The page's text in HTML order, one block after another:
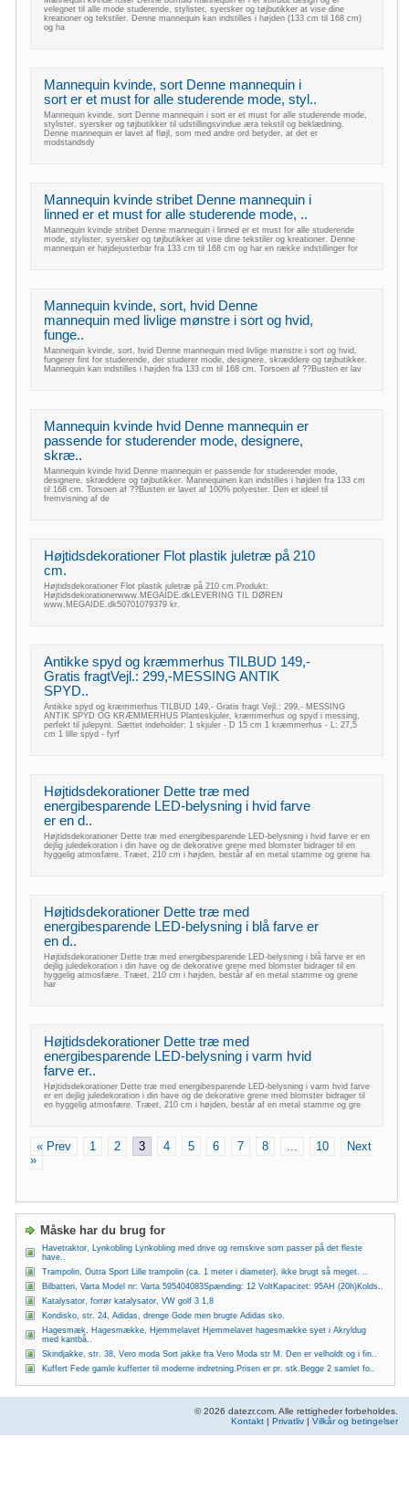
velegnet til alle mode studerende, stylister, syersker og tøjbutikker at vise dine
kreationer og tekstiler. Denne mannequin kan indstilles i højden (133 cm til 168 cm)
og ha
Mannequin kvinde, sort Denne mannequin i
sort er et must for alle studerende mode, styl..
Mannequin kvinde, sort Denne mannequin i sort er et must for alle studerende mode,
stylister, syersker og tøjbutikker til udstillingsvindue æra tekstil og beklædning.
Denne mannequin er lavet af fløjl, som med andre ord betyder, at det er
modstandsdy
Mannequin kvinde stribet Denne mannequin i
linned er et must for alle studerende mode, ..
Mannequin kvinde stribet Denne mannequin i linned er et must for alle studerende
mode, stylister, syersker og tøjbutikker at vise dine tekstiler og kreationer. Denne
mannequin er højdejusterbar fra 133 cm til 168 cm og har en række indstillinger for
Mannequin kvinde, sort, hvid Denne
mannequin med livlige mønstre i sort og hvid,
funge..
Mannequin kvinde, sort, hvid Denne mannequin med livlige mønstre i sort og hvid,
fungerer fint for studerende, der studerer mode, designere, skræddere og tøjbutikker.
Mannequin kan indstilles i højden fra 133 cm til 168 cm. Torsoen af ??Busten er lav
Mannequin kvinde hvid Denne mannequin er
passende for studerender mode, designere,
skræ..
Mannequin kvinde hvid Denne mannequin er passende for studerender mode,
designere, skræddere og tøjbutikker. Mannequinen kan indstilles i højden fra 133 cm
til 168 cm. Torsoen af ??Busten er lavet af 100% polyester. Den er ideel til
fremvisning af de
Højtidsdekorationer Flot plastik juletræ på 210
cm.
Højtidsdekorationer Flot plastik juletræ på 210 cm.Produkt:
Højtidsdekorationerwww.MEGAIDE.dkLEVERING TIL DØREN
www.MEGAIDE.dk50701079379 kr.
Antikke spyd og kræmmerhus TILBUD 149,-
Gratis fragtVejl.: 299,-MESSING ANTIK
SPYD..
Antikke spyd og kræmmerhus TILBUD 149,- Gratis fragt Vejl.: 299,- MESSING
ANTIK SPYD OG KRÆMMERHUS Planteskjuler, kræmmerhus og spyd i messing,
perfekt til julepynt. Sættet indeholder: 1 skjuler - D 15 cm 1 kræmmerhus - L: 27,5
cm 1 lille spyd - fyrf
Højtidsdekorationer Dette træ med
energibesparende LED-belysning i hvid farve
er en d..
Højtidsdekorationer Dette træ med energibesparende LED-belysning i hvid farve er en
dejlig juledekoration i din have og de dekorative grene med blomster bidrager til en
hyggelig atmosfære. Træet, 210 cm i højden, består af en metal stamme og grene ha
Højtidsdekorationer Dette træ med
energibesparende LED-belysning i blå farve er
en d..
Højtidsdekorationer Dette træ med energibesparende LED-belysning i blå farve er en
dejlig juledekoration i din have og de dekorative grene med blomster bidrager til en
hyggelig atmosfære. Træet, 210 cm i højden, består af en metal stamme og grene
har
Højtidsdekorationer Dette træ med
energibesparende LED-belysning i varm hvid
farve er..
Højtidsdekorationer Dette træ med energibesparende LED-belysning i varm hvid farve
er en dejlig juledekoration i din have og de dekorative grene med blomster bidrager til
en hyggelig atmosfære. Træet, 210 cm i højden, består af en metal stamme og gre
« Prev 1 2 3 4 5 6 7 8 ... 10
Next
»
Måske har du brug for
Havetraktor, Lynkobling Lynkobling med drive og remskive som passer på det fleste
have..
Trampolin, Outra Sport Lille trampolin (ca. 1 meter i diameter), ikke brugt så meget. ..
Bilbatteri, Varta Model nr: Varta 595404083Spænding: 12 VoltKapacitet: 95AH (20h)Kolds..
Katalysator, forrør katalysator, VW golf 3 1,8
Kondisko, str. 24, Adidas, drenge Gode men brugte Adidas sko.
Hagesmæk, Hagesmække, Hjemmelavet Hjemmelavet hagesmække syet i Akryldug
med kantbå..
Skindjakke, str. 38, Vero moda Sort jakke fra Vero Moda str M. Den er velholdt og i fin..
Kuffert Fede gamle kufferter til moderne indretning.Prisen er pr. stk.Begge 2 samlet fo..
© 2026 datezr.com. Alle rettigheder forbeholdes.
Kontakt | Privatliv | Vilkår og betingelser